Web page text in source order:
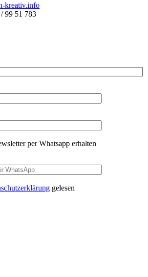
kreativ.info
99 51 783
per Whatsapp erhalten
gelesen